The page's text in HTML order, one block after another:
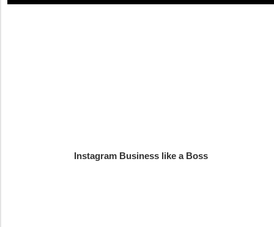
Instagram Business like a Boss